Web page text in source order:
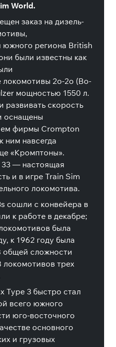
World.
заказ на дизель-
южного региона British
были известны как
2о-2о (Bo-
мощностью 1550 л.
развивать скорость
оснащены
фирмы Crompton
ним навсегда
«Кромптоны».
33 — настоящая
и в игре Train Sim
локомотива.
сошли с конвейера в
к работе в декабре;
была
к 1962 году была
общей сложности
трех
Type 3 быстро стал
всего южного
юго-восточного
основного
и грузовых